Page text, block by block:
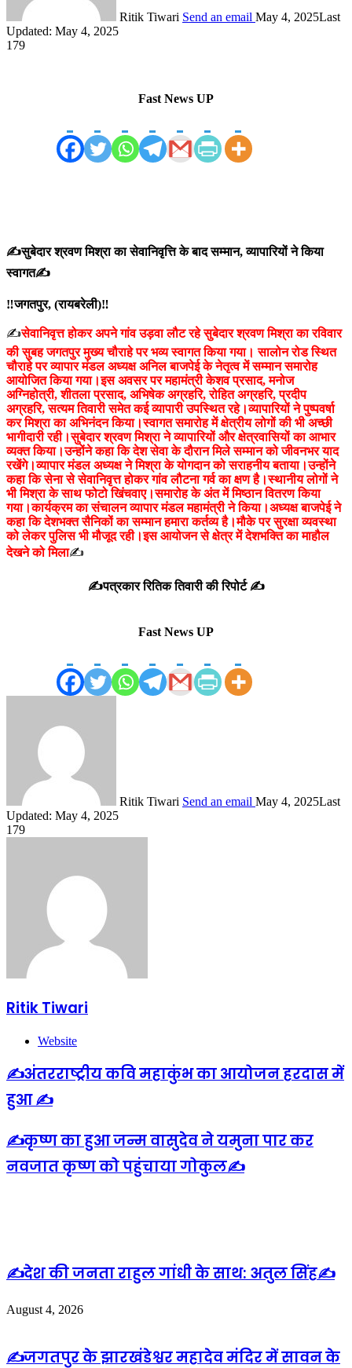
Ritik Tiwari Send an email May 4, 2025Last
Updated: May 4, 2025
179
Fast News UP
✍️सुबेदार श्रवण मिश्रा का सेवानिवृत्ति के बाद सम्मान, व्यापारियों ने किया
स्वागत✍️
‼️जगतपुर, (रायबरेली)‼️
✍️सेवानिवृत्त होकर अपने गांव उड़वा लौट रहे सुबेदार श्रवण मिश्रा का रविवार
की सुबह जगतपुर मुख्य चौराहे पर भव्य स्वागत किया गया। सालोन रोड स्थित
चौराहे पर व्यापार मंडल अध्यक्ष अनिल बाजपेई के नेतृत्व में सम्मान समारोह
आयोजित किया गया।इस अवसर पर महामंत्री केशव प्रसाद, मनोज
अग्निहोत्री, शीतला प्रसाद, अभिषेक अग्रहरि, रोहित अग्रहरि, प्रदीप
अग्रहरि, सत्यम तिवारी समेत कई व्यापारी उपस्थित रहे।व्यापारियों ने पुष्पवर्षा
कर मिश्रा का अभिनंदन किया।स्वागत समारोह में क्षेत्रीय लोगों की भी अच्छी
भागीदारी रही।सुबेदार श्रवण मिश्रा ने व्यापारियों और क्षेत्रवासियों का आभार
व्यक्तकिया।उन्होंने कहा कि देश सेवा के दौरान मिले सम्मान को जीवनभर याद
रखेंगे।व्यापार मंडल अध्यक्ष ने मिश्रा के योगदान को सराहनीय बताया।उन्होंने
कहा कि सेना से सेवानिवृत्त होकर गांव लौटना गर्व का क्षण है।स्थानीय लोगों ने
भी मिश्रा के साथ फोटो खिंचवाए।समारोह के अंत में मिष्ठान वितरण किया
गया।कार्यक्रम का संचालन व्यापार मंडल महामंत्री ने किया।अध्यक्ष बाजपेई ने
कहा कि देशभक्त सैनिकों का सम्मान हमारा कर्तव्य है।मौके पर सुरक्षा व्यवस्था
को लेकर पुलिस भी मौजूद रही।इस आयोजन से क्षेत्र में देशभक्ति का माहौल
देखने को मिला✍️
✍️पत्रकार रितिक तिवारी की रिपोर्ट ✍️
Fast News UP
Ritik Tiwari Send an email May 4, 2025Last
Updated: May 4, 2025
179
Ritik Tiwari
Website
✍️अंतरराष्ट्रीय कवि महाकुंभ का आयोजन हरदास में
हुआ ✍️
✍️कृष्ण का हुआ जन्म वासुदेव ने यमुना पार कर
नवजात कृष्ण को पहुंचाया गोकुल✍️
✍️देश की जनता राहुल गांधी के साथ: अतुल सिंह✍️
August 4, 2026
✍️जगतपुर के झारखंडेश्वर महादेव मंदिर में सावन के